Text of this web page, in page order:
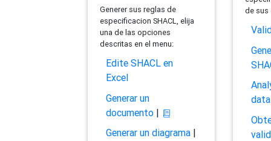
Generer sus reglas de
especificacion SHACL, elija
una de las opciones
descritas en el menu:
Edite SHACL en
Excel
Generar un
documento|
Generar un diagrama|
de sus